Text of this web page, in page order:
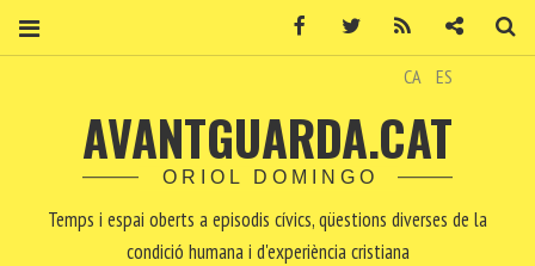
CA ES
AVANTGUARDA.CAT
ORIOL DOMINGO
Temps i espai oberts a episodis cívics, qüestions diverses de la
condició humana i d'experiència cristiana
Facebook Twitter Contacte